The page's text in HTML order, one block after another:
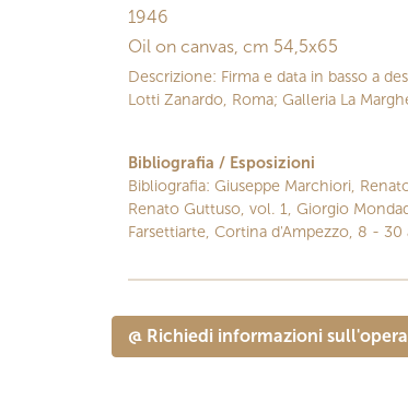
1946
Oil on canvas, cm 54,5x65
Descrizione: Firma e data in basso a
Lotti Zanardo, Roma; Galleria La
Bibliografia / Esposizioni
Bibliografia: Giuseppe Marchiori,
Renato Guttuso, vol. 1, Giorgio
Farsettiarte, Cortina d'Ampezzo, 8 -
@ Richiedi informazioni sull'opera